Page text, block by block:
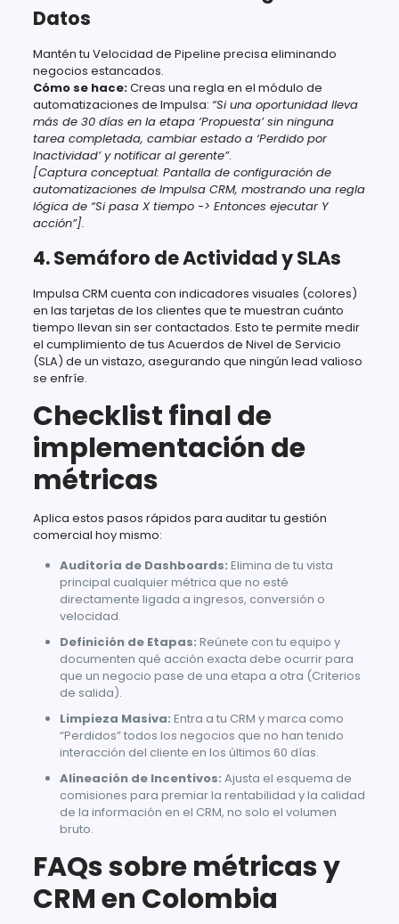
Datos
Mantén tu Velocidad de Pipeline precisa eliminando
negocios estancados.
Cómo se hace:Creas una regla en el módulo de
automatizaciones de Impulsa: “Si una oportunidad lleva
más de 30 días en la etapa ‘Propuesta’ sin ninguna
tarea completada, cambiar estado a ‘Perdido por
Inactividad’ y notificar al gerente”.
[Captura conceptual: Pantalla de configuración de
automatizaciones de Impulsa CRM, mostrando una regla
lógica de “Si pasa X tiempo -> Entonces ejecutar Y
acción”].
4. Semáforo de Actividad y SLAs
Impulsa CRM cuenta con indicadores visuales (colores)
en las tarjetas de los clientes que te muestran cuánto
tiempo llevan sin ser contactados. Esto te permite medir
el cumplimiento de tus Acuerdos de Nivel de Servicio
(SLA) de un vistazo, asegurando que ningún lead valioso
se enfríe.
Checklist final de
implementación de
métricas
Aplica estos pasos rápidos para auditar tu gestión
comercial hoy mismo:
Auditoría de Dashboards: Elimina de tu vista
principal cualquier métrica que no esté
directamente ligada a ingresos, conversión o
velocidad.
Definición de Etapas: Reúnete con tu equipo y
documenten qué acción exacta debe ocurrir para
que un negocio pase de una etapa a otra (Criterios
de salida).
Limpieza Masiva: Entra a tu CRM y marca como
“Perdidos” todos los negocios que no han tenido
interacción del cliente en los últimos 60 días.
Alineación de Incentivos: Ajusta el esquema de
comisiones para premiar la rentabilidad y la calidad
de la información en el CRM, no solo el volumen
bruto.
FAQs sobre métricas y
CRM en Colombia